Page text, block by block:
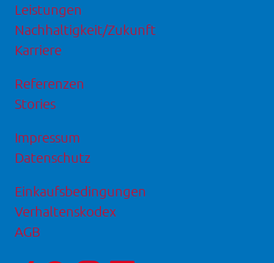
Leistungen
Nachhaltigkeit/Zukunft
Karriere
Referenzen
Stories
Impressum
Datenschutz
Einkaufsbedingungen
Verhaltenskodex
AGB